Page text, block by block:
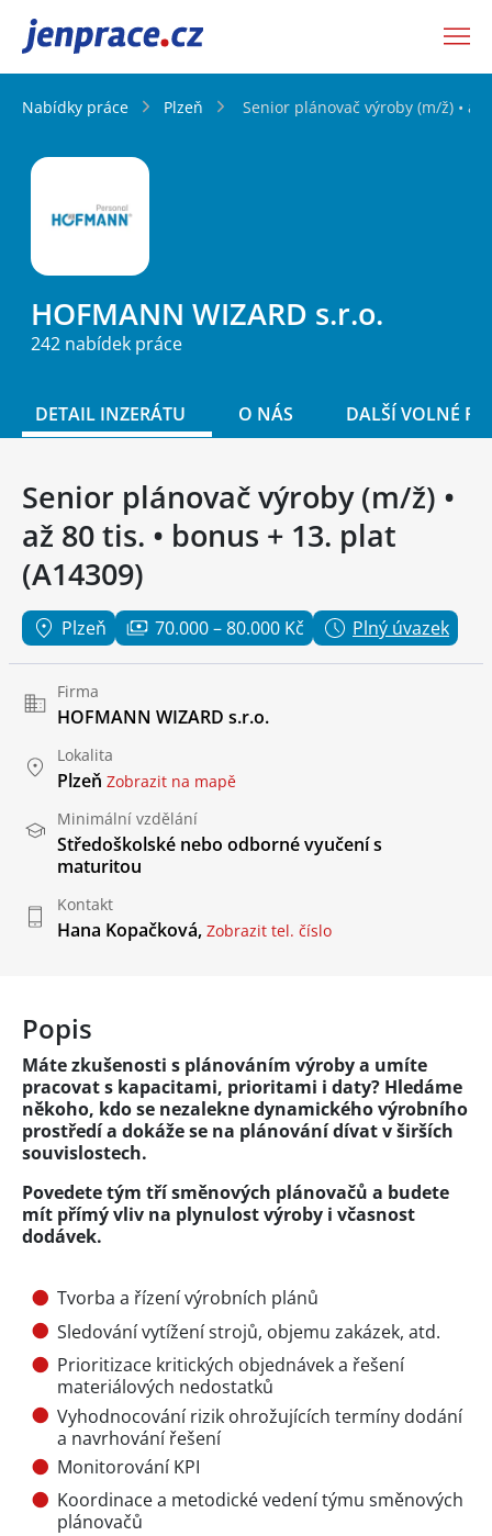
JenPráce.cz
Nabídky práce Plzeň Senior plánovač výroby (m/ž) •
HOFMANN WIZARD s.r.o.
242 nabídek práce
DETAIL INZERÁTU O NÁS DALŠÍ VOLNÉ
Senior plánovač výroby (m/ž) •
až 80 tis. • bonus + 13. plat
(A14309)
Plzeň 70.000 – 80.000 Kč Plný úvazek
Firma
HOFMANN WIZARD s.r.o.
Lokalita
Plzeň Zobrazit na mapě
Minimální vzdělání
Středoškolské nebo odborné vyučení s
maturitou
Kontakt
Hana Kopačková, Zobrazit tel. číslo
Popis
Máte zkušenosti s plánováním výroby a umíte
pracovat s kapacitami, prioritami i daty? Hledáme
někoho, kdo se nezalekne dynamického výrobního
prostředí a dokáže se na plánování dívat v širších
souvislostech.
Povedete tým tří směnových plánovačů a budete
mít přímý vliv na plynulost výroby i včasnost
dodávek.
Tvorba a řízení výrobních plánů
Sledování vytížení strojů, objemu zakázek, atd.
Prioritizace kritických objednávek a řešení
materiálových nedostatků
Vyhodnocování rizik ohrožujících termíny dodání
a navrhování řešení
Monitorování KPI
Koordinace a metodické vedení týmu směnových
plánovačů